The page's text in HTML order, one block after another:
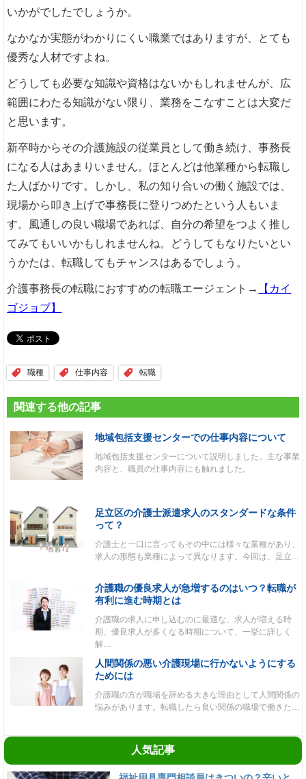
いかがでしたでしょうか。
なかなか実態がわかりにくい職業ではありますが、とても
優秀な人材ですよね。
どうしても必要な知識や資格はないかもしれませんが、広
範囲にわたる知識がない限り、業務をこなすことは大変だ
と思います。
新卒時からその介護施設の従業員として働き続け、事務長
になる人はあまりいません。ほとんどは他業種から転職し
た人ばかりです。しかし、私の知り合いの働く施設では、
現場から叩き上げで事務長に登りつめたという人もいま
す。風通しの良い職場であれば、自分の希望をつよく推し
てみてもいいかもしれませんね。どうしてもなりたいとい
うかたは、転職してもチャンスはあるでしょう。
介護事務長の転職におすすめの転職エージェント→
【カイ
ゴジョブ】
職種 仕事内容 転職
関連する他の記事
地域包括支援センターでの仕事内容について
地域包括支援センターについて説明しました。主な事業
内容と、職員の仕事内容にも触れました。
足立区の介護士派遣求人のスタンダードな条件
って？
介護士と一口に言ってもその中には様々な業種があり、
求人の形態も業種によって異なります。今回は、足立…
介護職の優良求人が急増するのはいつ？転職が
有利に進む時期とは
介護職の求人に申し込むのに最適な、求人が増える時
期、優良求人が多くなる時期について、一挙に詳しく
解…
人間関係の悪い介護現場に行かないようにする
ためには
介護職の方が職場を辞める大きな理由として人間関係の
悩みがあります。転職したら良い関係の職場で働きた…
人気記事